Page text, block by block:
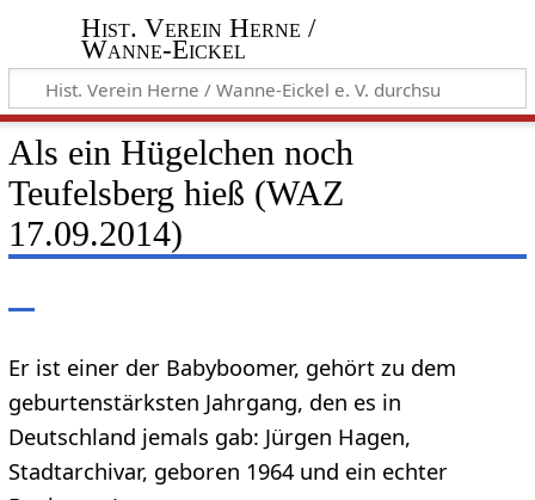
Hist. Verein Herne /
Wanne-Eickel
Als ein Hügelchen noch
Teufelsberg hieß (WAZ
17.09.2014)
Er ist einer der Babyboomer, gehört zu dem
geburtenstärksten Jahrgang, den es in
Deutschland jemals gab: Jürgen Hagen,
Stadtarchivar, geboren 1964 und ein echter